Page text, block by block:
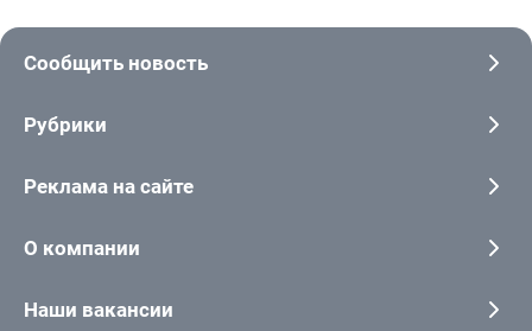
Сообщить новость
Рубрики
Реклама на сайте
О компании
Наши вакансии